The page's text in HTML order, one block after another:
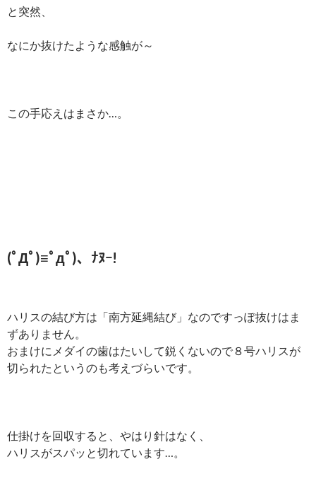
と突然、
なにか抜けたような感触が～
この手応えはまさか…。
(ﾟДﾟ)≡ﾟдﾟ)、ﾅﾇｰ!
ハリスの結び方は「南方延縄結び」なのですっぽ抜けはま
ずありません。
おまけにメダイの歯はたいして鋭くないので８号ハリスが
切られたというのも考えづらいです。
仕掛けを回収すると、やはり針はなく、
ハリスがスパッと切れています…。